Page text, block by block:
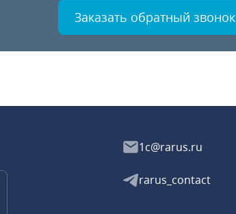
Заказать обратный звонок
1c@rarus.ru
rarus_contact